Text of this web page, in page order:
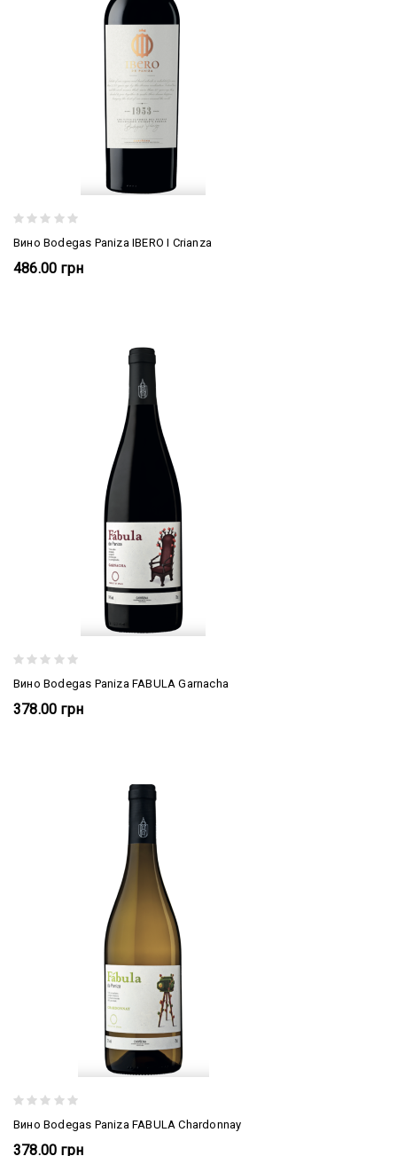
Вино Bodegas Paniza IBERO I Crianza
486.00 грн
Вино Bodegas Paniza FABULA Garnacha
378.00 грн
Вино Bodegas Paniza FABULA Chardonnay
378.00 грн